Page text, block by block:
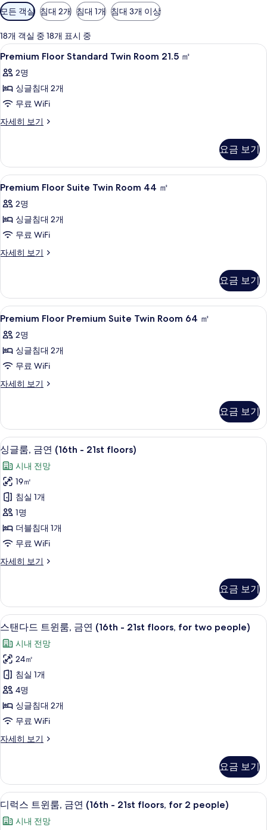
객
실
에
사
용
가
능
한
터
모든 객실 침대 2개 침대 1개 침대 3개 이상
18개 객실 중 18개 표시 중
Premium
Floor
Standard
Twin
Room
21.5
진
모
두
보
기
고급 침구, 오리/거위털 이불, 책상, 암
1
Premium Floor Standard Twin Room 21.5 ㎡
2명
싱글침대 2개
무료 WiFi
자세히 보기
Premium
Room
21.5
㎡
세
히
기
요금 보기
Premium
Floor
Suite
Twin
Room
44
진
모
두
보
기
고급 침구, 오리/거위털 이불, 책상, 암
1
Premium Floor Suite Twin Room 44 ㎡
2명
싱글침대 2개
무료 WiFi
자세히 보기
Premium
Room
44
㎡
세
히
기
요금 보기
Premium
Floor
Premium
Suite
Twin
Room
사
진
모
두
보
기
고급 침구, 오리/거위털 이불, 책상, 암
1
Premium Floor Premium Suite Twin Room 64 ㎡
2명
싱글침대 2개
무료 WiFi
자세히 보기
Premium
Twin
Room
64
㎡
자
세
히
보
기
요금 보기
싱
글
룸,
금
연
(16th
-
21st
floors)
모
두
보
기
싱글룸, 금연 (16th - 21st floors) | 고
10
싱글룸, 금연 (16th - 21st floors)
시내 전망
19㎡
침실 1개
1명
더블침대 1개
무료 WiFi
자세히 보기
싱
연
(16th
-
floors)
자
세
히
보
기
요금 보기
스
탠
다
드
트
윈
룸,
금
연
21st
floors,
for
스탠다드 트윈룸, 금연 (16th - 21st
10
스탠다드 트윈룸, 금연 (16th - 21st floors, for two people)
시내 전망
24㎡
침실 1개
4명
싱글침대 2개
무료 WiFi
자세히 보기
스
트
윈
룸,
금
연
요금 보기
디
럭
디럭스 트윈룸, 금연 (16th - 21st
10
디럭스 트윈룸, 금연 (16th - 21st floors, for 2 people)
시내 전망